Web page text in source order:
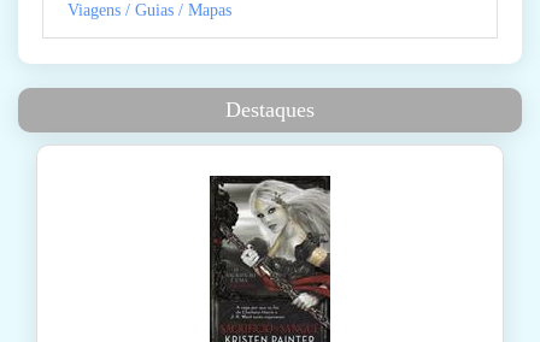
Viagens / Guias / Mapas
Destaques